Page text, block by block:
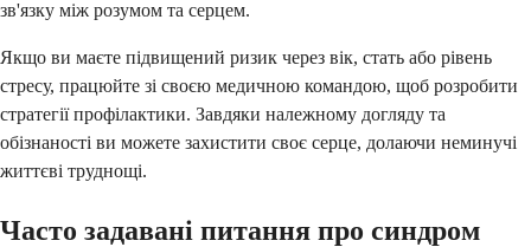
зв'язку між розумом та серцем.
Якщо ви маєте підвищений ризик через вік, стать або рівень
стресу, працюйте зі своєю медичною командою, щоб розробити
стратегії профілактики. Завдяки належному догляду та
обізнаності ви можете захистити своє серце, долаючи неминучі
життєві труднощі.
Часто задавані питання про синдром